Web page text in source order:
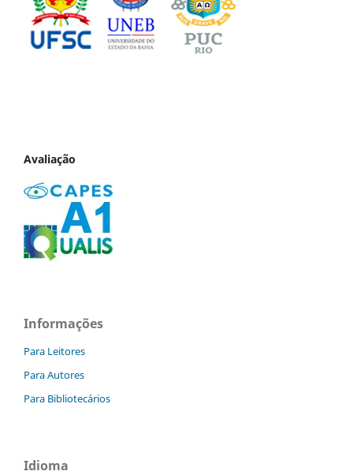
Avaliação
Informações
Para Leitores
Para Autores
Para Bibliotecários
Idioma